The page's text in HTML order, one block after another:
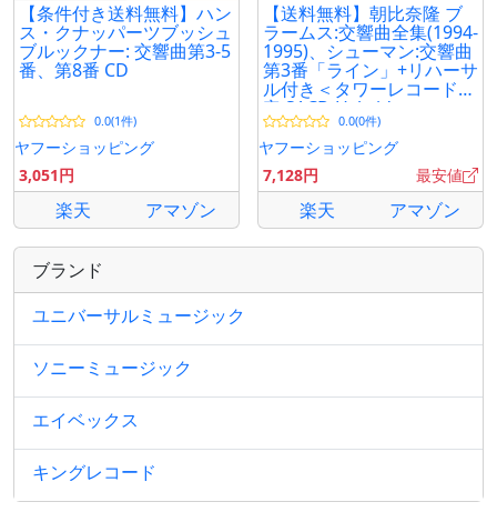
【条件付き送料無料】ハン
ス・クナッパーツブッシュ
ブルックナー: 交響曲第3-5
番、第8番 CD
0.0(1件)
ヤフーショッピング
3,051円
楽天 アマゾン
【送料無料】朝比奈隆 ブ
ラームス:交響曲全集(1994-
1995)、シューマン:交響曲
第3番「ライン」+リハーサ
ル付き＜タワーレコード限
定 SACD Hybrid
0.0(0件)
ヤフーショッピング
7,128円
最安値
楽天 アマゾン
ブランド
ユニバーサルミュージック
ソニーミュージック
エイベックス
キングレコード